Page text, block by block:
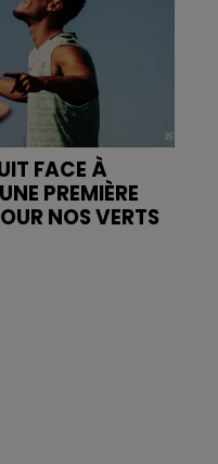
FACE À
PREMIÈRE
NOS VERTS